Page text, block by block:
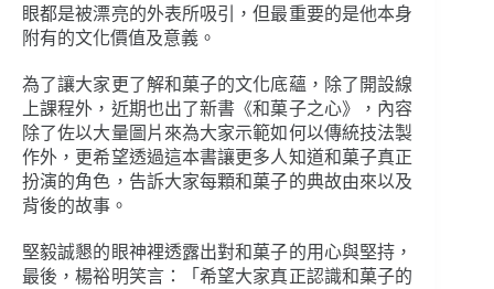
眼都是被漂亮的外表所吸引，但最重要的是他本身
附有的文化價值及意義。
為了讓大家更了解和菓子的文化底蘊，除了開設線
上課程外，近期也出了新書《和菓子之心》，內容
除了佐以大量圖片來為大家示範如何以傳統技法製
作外，更希望透過這本書讓更多人知道和菓子真正
扮演的角色，告訴大家每顆和菓子的典故由來以及
背後的故事。
堅毅誠懇的眼神裡透露出對和菓子的用心與堅持，
最後，楊裕明笑言：「希望大家真正認識和菓子的